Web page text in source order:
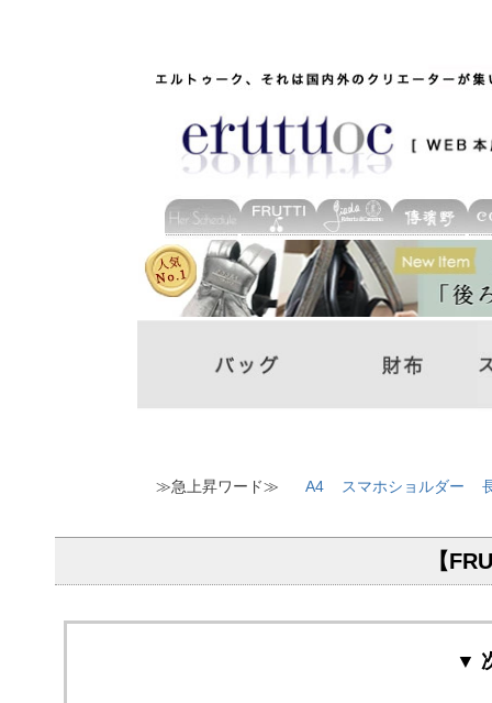
≫急上昇ワード≫ A4 スマホショルダー
【
▼